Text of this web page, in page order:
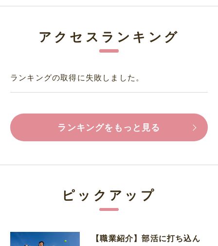
アクセスランキング
ランキングの取得に失敗しました。
ランキングをもっと見る
ピックアップ
【職業紹介】部活に打ち込ん